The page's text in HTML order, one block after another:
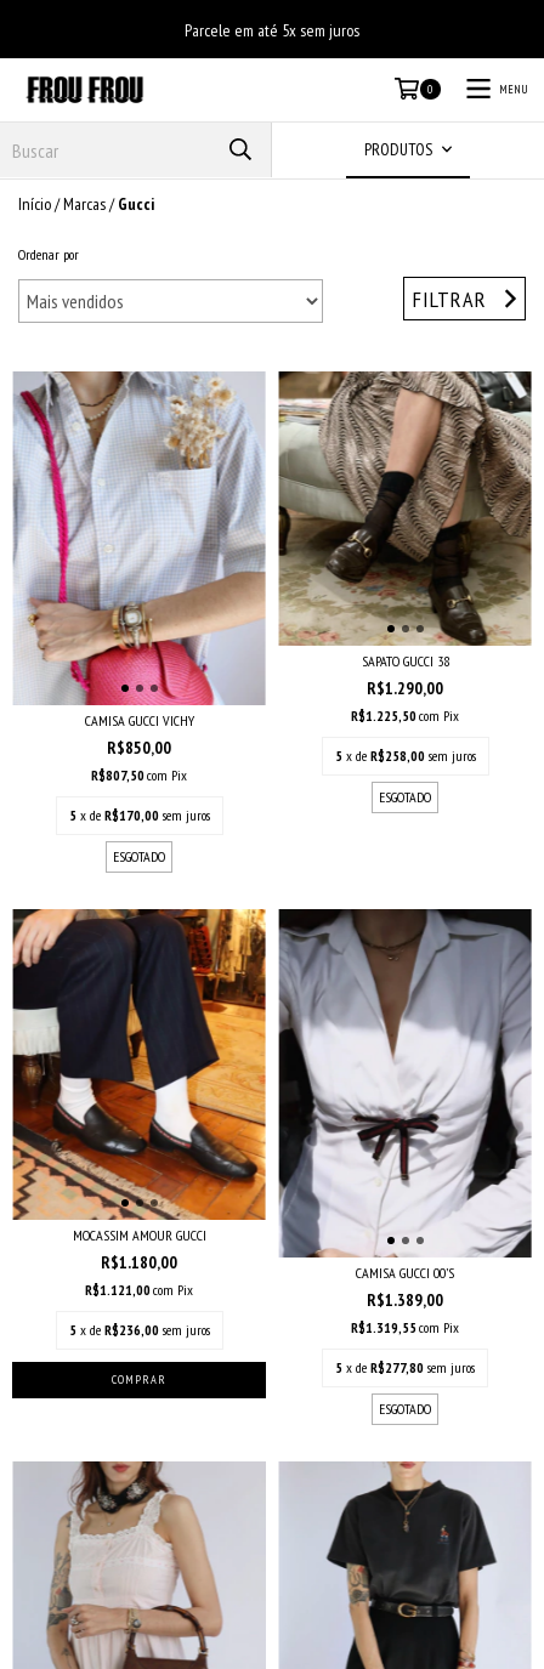
Parcele em até 5x sem juros
0 MENU
PRODUTOS
Início/Marcas/ Gucci
Ordenar por
FILTRAR
CAMISA GUCCI VICHY
R$850,00
R$807,50com Pix
5 x de R$170,00 sem juros
ESGOTADO
SAPATO GUCCI 38
R$1.290,00
R$1.225,50com Pix
5 x de R$258,00 sem juros
ESGOTADO
MOCASSIM AMOUR GUCCI
R$1.180,00
R$1.121,00com Pix
5 x de R$236,00 sem juros
CAMISA GUCCI 00’S
R$1.389,00
R$1.319,55com Pix
5 x de R$277,80 sem juros
ESGOTADO